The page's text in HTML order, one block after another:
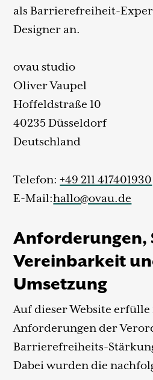
als Barrierefreiheit-
Designer an.
ovau studio
Oliver Vaupel
Hoffeldstraße 10
40235 Düsseldorf
Deutschland
Telefon:+49 211 417401930
E-Mail:hallo@ovau.de
Anforderungen,
Vereinbarkeit
Umsetzung
Auf dieser Website
Anforderungen der
Barrierefreiheits-
Dabei wurden die